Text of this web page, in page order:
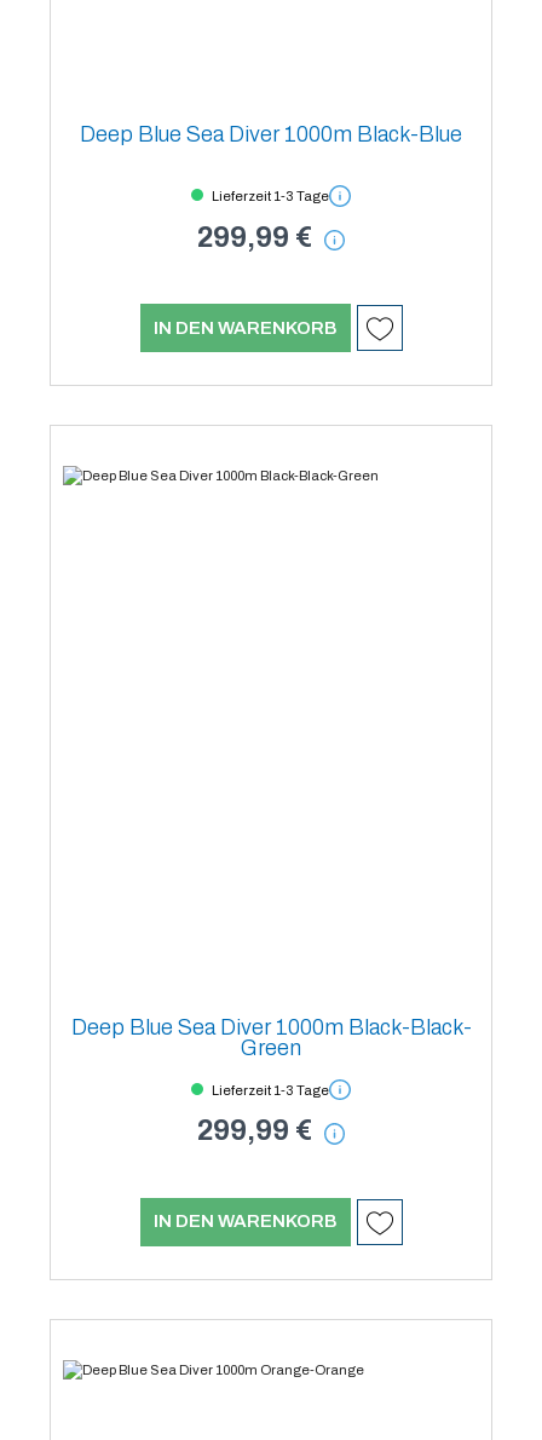
Deep Blue Sea Diver 1000m Black-Blue
Lieferzeit 1-3 Tage
299,99 €
IN DEN WARENKORB
Deep Blue Sea Diver 1000m Black-Black-
Green
Lieferzeit 1-3 Tage
299,99 €
IN DEN WARENKORB